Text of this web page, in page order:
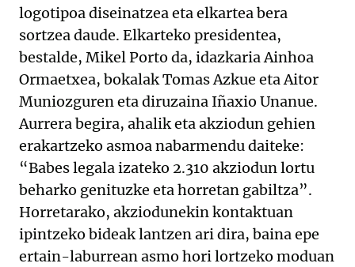
logotipoa diseinatzea eta elkartea bera
sortzea daude. Elkarteko presidentea,
bestalde, Mikel Porto da, idazkaria Ainhoa
Ormaetxea, bokalak Tomas Azkue eta Aitor
Muniozguren eta diruzaina Iñaxio Unanue.
Aurrera begira, ahalik eta akziodun gehien
erakartzeko asmoa nabarmendu daiteke:
“Babes legala izateko 2.310 akziodun lortu
beharko genituzke eta horretan gabiltza”.
Horretarako, akziodunekin kontaktuan
ipintzeko bideak lantzen ari dira, baina epe
ertain-laburrean asmo hori lortzeko moduan